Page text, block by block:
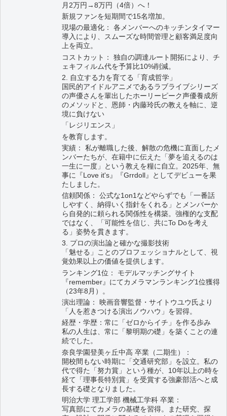
月2万円→8万円（4倍）へ！
新規ファンを短期間で15名増加。
現場の最適化： 各メンバーへのキッチンタイマー
導入により、スムーズな時間管理と顧客満足度向
上を両立。
コストカット： 独自の調達ルート開拓により、チ
ェキフィルム代を予算比10%削減。
2. 自立する力を育てる「育成哲学」
国民的アイドルアニメであるラブライブシリーズ
の声優さんを輩出したホーリーピーク声優養成所
のメソッドと、恩師・内藤玲氏の教えを軸に、逆
境に負けない
「レジリエンス」
を教育します。
実績： 私が離職した後、解散の危機に直面したメ
ンバーたちが、在籍中に伝えた「夢を追えるのは
一生に一度」という教えを糧に自立。2025年、無
事に『Love it's』『Grrdoll』としてデビューを果
たしました。
信頼関係： 公式な1on1などやらずでも「一番話
しやすく、納得いく指針をくれる」とメンバーか
ら自発的に頼られる関係性を構築。強権的な支配
ではなく、「可能性を信じ、共にTo Doを考え
る」姿勢を貫きます。
3. プロの演出論と確かな撮影技術
「魅せる」ことのプロフェッショナルとして、視
覚効果以上の価値を提供します。
ランキング1位： モデルマッチングサイト
『remember』にてカメラマンランキング1位獲得
（23年8月）。
演出理論： 映画音響監督・サイトウユウ氏より
「人を惹きつける演出ノウハウ」を習得。
経歴・学歴：常に「ゼロからイチ」を作る歩み
私の人生は、常に「黎明期の礎」を築くことの連
続でした。
奈良学園登美ヶ丘中高 卒業（二期生）：
開校間もない時期に「交通研究部」を設立。私の
代で得た「努力賞」という種が、10年以上の時を
経て「理事長特別賞」を受賞する強豪部活へと成
長する礎となりました。
明治大学 理工学部 機械工学科 卒業：
写真部にてカメラの基礎を習得。また研究、探